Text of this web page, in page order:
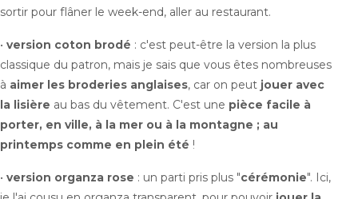
sortir pour flâner le week-end, aller au restaurant.
• version coton brodé : c'est peut-être la version la plus
classique du patron, mais je sais que vous êtes nombreuses
à aimer les broderies anglaises, car on peut jouer avec
la lisière au bas du vêtement. C'est une pièce facile à
porter, en ville, à la mer ou à la montagne ; au
printemps comme en plein été !
• version organza rose : un parti pris plus "cérémonie". Ici,